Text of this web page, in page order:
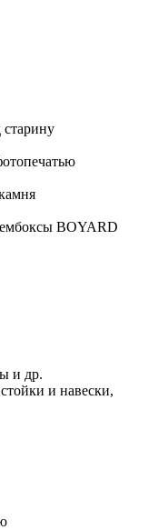
BOYARD
и др.
и навески,